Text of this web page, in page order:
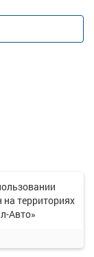
территориях
Авто»